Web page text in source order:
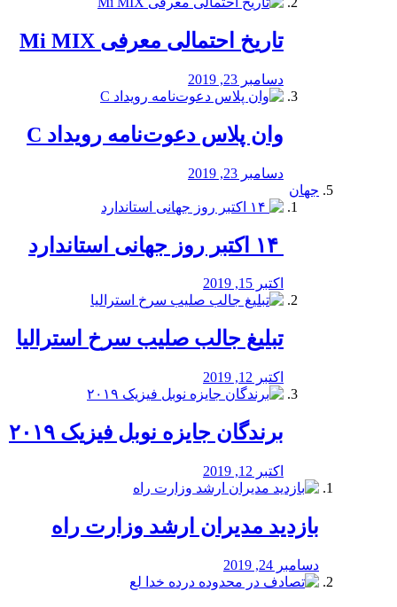
تاریخ احتمالی معرفی Mi MIX
دسامبر 23, 2019
وان پلاس دعوت‌نامه رویداد C
دسامبر 23, 2019
جهان
اکتبر 15, 2019
تبلیغ جالب صلیب سرخ استرالیا
اکتبر 12, 2019
برندگان جایزه نوبل فیزیک ۲۰۱۹
اکتبر 12, 2019
بازدید مدیران ارشد وزارت راه
دسامبر 24, 2019